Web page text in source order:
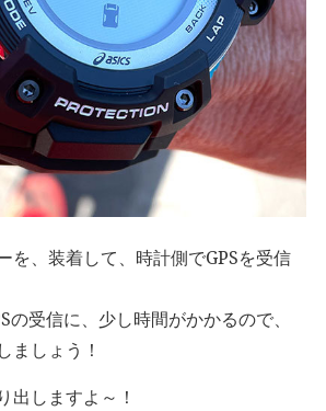
を、装着して、時計側でGPSを受信
の受信に、少し時間がかかるので、
ましょう！
出しますよ～！